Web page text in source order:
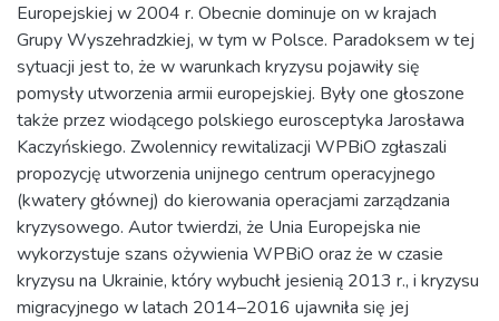
Europejskiej w 2004 r. Obecnie dominuje on w krajach
Grupy Wyszehradzkiej, w tym w Polsce. Paradoksem w tej
sytuacji jest to, że w warunkach kryzysu pojawiły się
pomysły utworzenia armii europejskiej. Były one głoszone
także przez wiodącego polskiego eurosceptyka Jarosława
Kaczyńskiego. Zwolennicy rewitalizacji WPBiO zgłaszali
propozycję utworzenia unijnego centrum operacyjnego
(kwatery głównej) do kierowania operacjami zarządzania
kryzysowego. Autor twierdzi, że Unia Europejska nie
wykorzystuje szans ożywienia WPBiO oraz że w czasie
kryzysu na Ukrainie, który wybuchł jesienią 2013 r., i kryzysu
migracyjnego w latach 2014–2016 ujawniła się jej